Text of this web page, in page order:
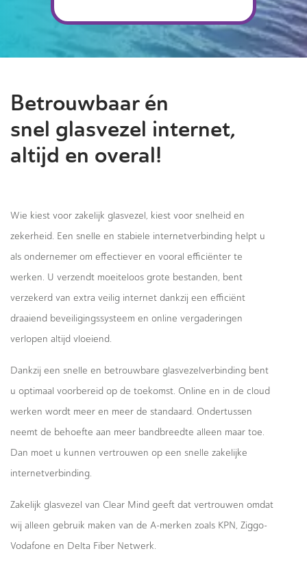
Betrouwbaar én
snel glasvezel internet,
altijd en overal!
Wie kiest voor zakelijk glasvezel, kiest voor snelheid en
zekerheid. Een snelle en stabiele internetverbinding helpt u
als ondernemer om effectiever en vooral efficiënter te
werken. U verzendt moeiteloos grote bestanden, bent
verzekerd van extra veilig internet dankzij een efficiënt
draaiend beveiligingssysteem en online vergaderingen
verlopen altijd vloeiend.
Dankzij een snelle en betrouwbare glasvezelverbinding bent
u optimaal voorbereid op de toekomst. Online en in de cloud
werken wordt meer en meer de standaard. Ondertussen
neemt de behoefte aan meer bandbreedte alleen maar toe.
Dan moet u kunnen vertrouwen op een snelle zakelijke
internetverbinding.
Zakelijk glasvezel van Clear Mind geeft dat vertrouwen omdat
wij alleen gebruik maken van de A-merken zoals KPN, Ziggo-
Vodafone en Delta Fiber Netwerk.